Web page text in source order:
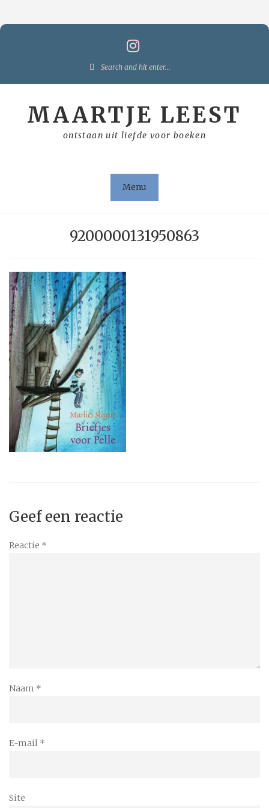
Search
MAARTJE LEEST
ontstaan uit liefde voor boeken
Menu
9200000131950863
Geef een reactie
Reactie *
Naam *
E-mail *
Site